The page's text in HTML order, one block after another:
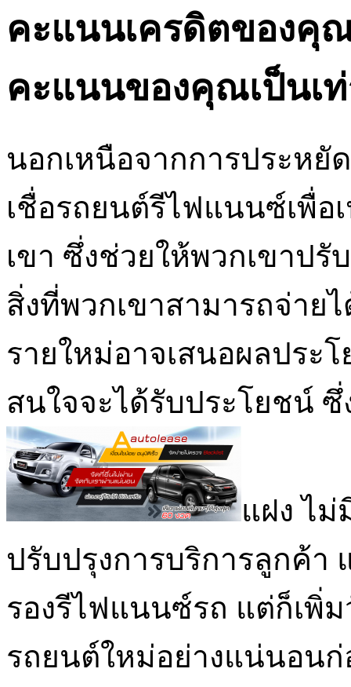
คะแนนเครดิตของคุ
คะแนนของคุณเป็นเ
นอกเหนือจากการประหยั
เชื่อรถยนต์รีไฟแนนซ์เพื่อ
เขา ซึ่งช่วยให้พวกเขาปรั
สิ่งที่พวกเขาสามารถจ่าย
รายใหม่อาจเสนอผลประ
สนใจจะได้รับประโยชน์
แฝง ไม่
ปรับปรุงการบริการลูกค้า
รองรีไฟแนนซ์รถ แต่ก็เพิ่
รถยนต์ใหม่อย่างแน่นอน